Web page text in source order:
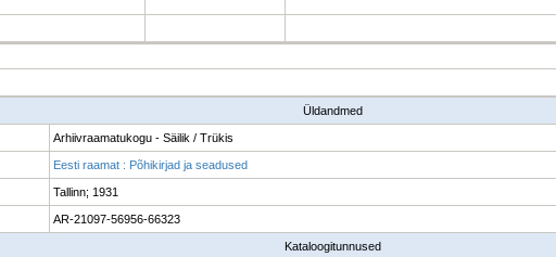
Üldandmed
Arhiivraamatukogu - Säilik / Trükis
Eesti raamat : Põhikirjad ja seadused
Tallinn; 1931
AR-21097-56956-66323
Kataloogitunnused